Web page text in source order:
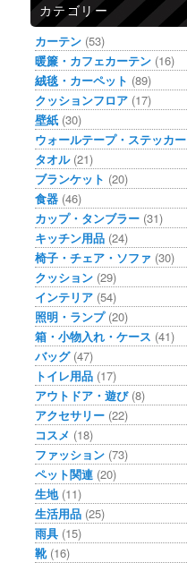
カテゴリー
カーテン (53)
暖簾・カフェカーテン (16)
絨毯・カーペット (89)
クッションフロア (17)
壁紙 (30)
ウォールテープ・ステッカー
タオル(21)
ブランケット (20)
食器 (46)
カップ・タンブラー (31)
キッチン用品 (24)
椅子・チェア・ソファ (30)
クッション (29)
インテリア (54)
照明・ランプ(20)
箱・小物入れ・ケース (41)
バッグ(47)
トイレ用品 (17)
アウトドア・遊び(8)
アクセサリー (22)
コスメ (18)
ファッション (73)
ペット関連 (20)
生地(11)
生活用品 (25)
雨具 (15)
靴(16)